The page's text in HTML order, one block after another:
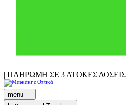
| ΠΛΗΡΩΜΗ ΣΕ 3 ΑΤΟΚΕΣ
menu